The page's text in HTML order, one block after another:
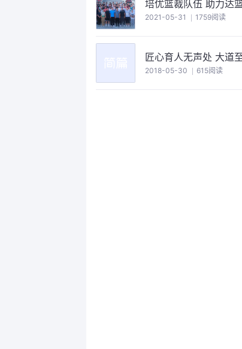
培优篮裁队伍 助力达
2021-05-31 1759阅读
匠心育人无声处 大道
2018-05-30 615阅读